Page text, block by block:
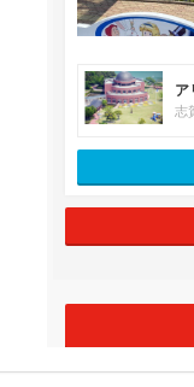
ア
志